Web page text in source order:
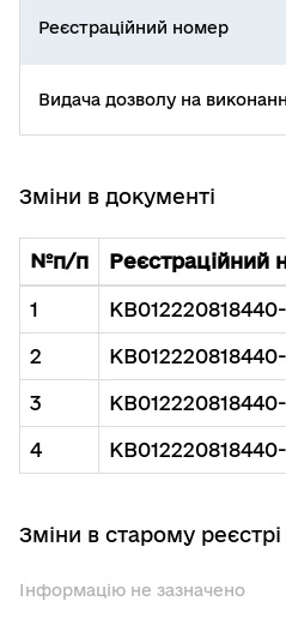
Реєстраційний номер
Видача дозволу на
Зміни в документі
№п/п Реєстраційний
1
2
3
4
Зміни в старому
Інформацію не зазначено